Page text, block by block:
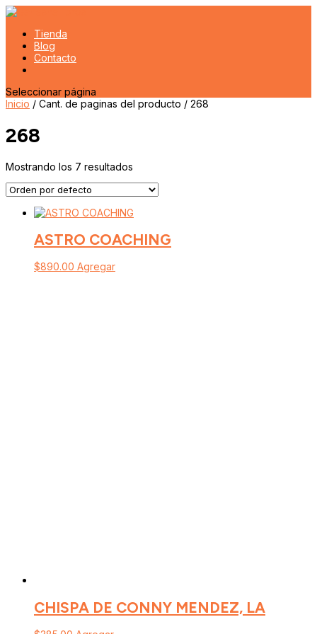
Tienda
Blog
Contacto
Seleccionar página
Inicio / Cant. de paginas del producto / 268
268
Mostrando los 7 resultados
ASTRO COACHING
$890.00 Agregar
CHISPA DE CONNY MENDEZ, LA